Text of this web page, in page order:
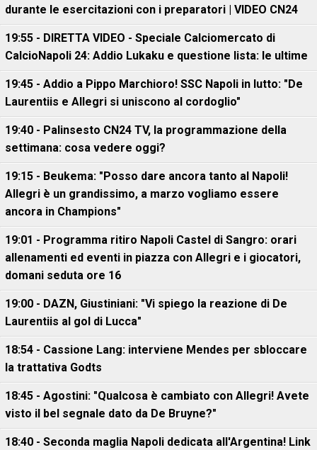
durante le esercitazioni con i preparatori | VIDEO CN24
19:55 - DIRETTA VIDEO - Speciale Calciomercato di
CalcioNapoli 24: Addio Lukaku e questione lista: le ultime
19:45 - Addio a Pippo Marchioro! SSC Napoli in lutto: "De
Laurentiis e Allegri si uniscono al cordoglio"
19:40 - Palinsesto CN24 TV, la programmazione della
settimana: cosa vedere oggi?
19:15 - Beukema: "Posso dare ancora tanto al Napoli!
Allegri è un grandissimo, a marzo vogliamo essere
ancora in Champions"
19:01 - Programma ritiro Napoli Castel di Sangro: orari
allenamenti ed eventi in piazza con Allegri e i giocatori,
domani seduta ore 16
19:00 - DAZN, Giustiniani: "Vi spiego la reazione di De
Laurentiis al gol di Lucca"
18:54 - Cassione Lang: interviene Mendes per sbloccare
la trattativa Godts
18:45 - Agostini: "Qualcosa è cambiato con Allegri! Avete
visto il bel segnale dato da De Bruyne?"
18:40 - Seconda maglia Napoli dedicata all'Argentina! Link